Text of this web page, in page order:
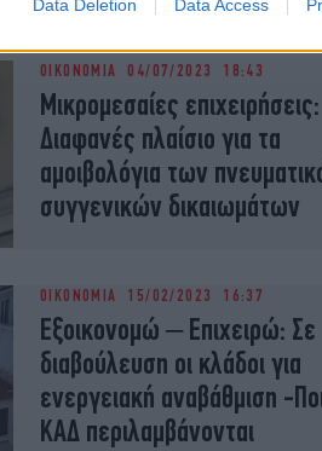
Data Deletion Data Access
ΟΙΚΟΝΟΜΙΑ 04/07/2023 18:43
Μικρομεσαίες επιχειρήσεις:
Διαφανές πλαίσιο για τα
αμοιβολόγια των
συγγενικών δικαιωμάτων
ΟΙΚΟΝΟΜΙΑ 15/02/2023 16:37
Εξοικονομώ – Επιχειρώ: Σε
διαβούλευση οι κλάδοι για
ενεργειακή αναβάθμιση -
ΚΑΔ περιλαμβάνονται